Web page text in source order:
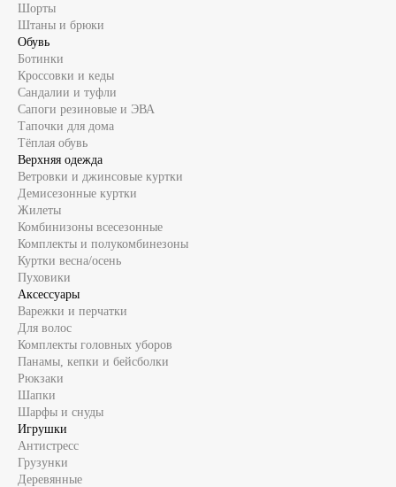
Шорты
Штаны и брюки
Обувь
Ботинки
Кроссовки и кеды
Сандалии и туфли
Сапоги резиновые и ЭВА
Тапочки для дома
Тёплая обувь
Верхняя одежда
Ветровки и джинсовые куртки
Демисезонные куртки
Жилеты
Комбинизоны всесезонные
Комплекты и полукомбинезоны
Куртки весна/осень
Пуховики
Аксессуары
Варежки и перчатки
Для волос
Комплекты головных уборов
Панамы, кепки и бейсболки
Рюкзаки
Шапки
Шарфы и снуды
Игрушки
Антистресс
Грузунки
Деревянные